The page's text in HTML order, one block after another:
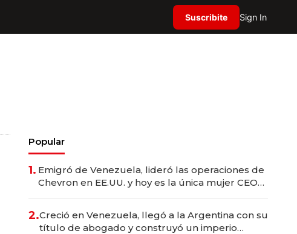
Suscribite Sign In
Popular
1. Emigró de Venezuela, lideró las operaciones de
Chevron en EE.UU. y hoy es la única mujer CEO
2.Creció en Venezuela, llegó a la Argentina con su
título de abogado y construyó un imperio